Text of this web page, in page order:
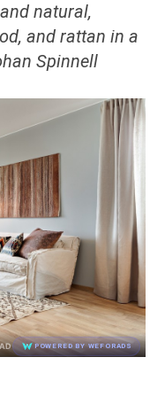
and natural,
, and rattan in a
Spinnell
AD POWERED BY WEFORADS